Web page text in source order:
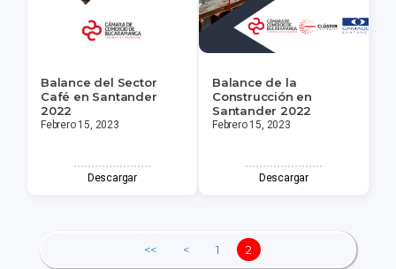
Balance del Sector
Café en Santander
2022
Febrero 15, 2023
Descargar
Balance de la
Construcción en
Santander 2022
Febrero 15, 2023
Descargar
<< < 1 2